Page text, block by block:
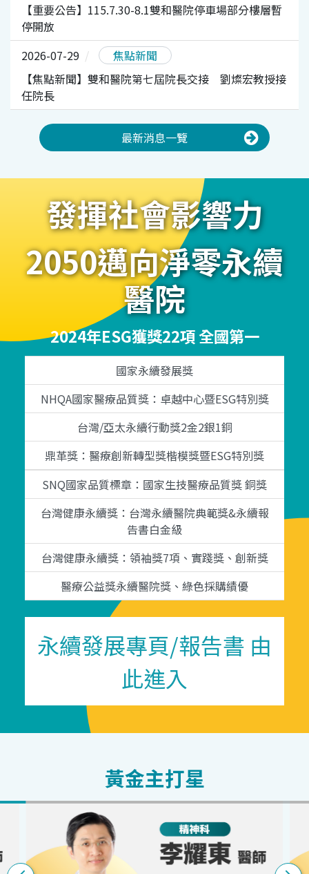
【重要公告】115.7.30-8.1雙和醫院停車場部分樓層暫
停開放
2026-07-29
焦點新聞
【焦點新聞】雙和醫院第七屆院長交接 劉燦宏教授接
任院長
最新消息一覽
發揮社會影響力
2050邁向淨零永續
醫院
2024年ESG獲獎22項 全國第一
國家永續發展獎
NHQA國家醫療品質獎：卓越中心暨ESG特別獎
台灣/亞太永續行動獎2金2銀1銅
鼎革獎：醫療創新轉型獎楷模獎暨ESG特別獎
SNQ國家品質標章：國家生技醫療品質獎 銅獎
台灣健康永續獎：台灣永續醫院典範獎&永續報
告書白金級
台灣健康永續獎：領袖獎7項、實踐獎、創新獎
醫療公益獎永續醫院獎、綠色採購績優
永續發展專頁/報告書 由
此進入
黃金主打星